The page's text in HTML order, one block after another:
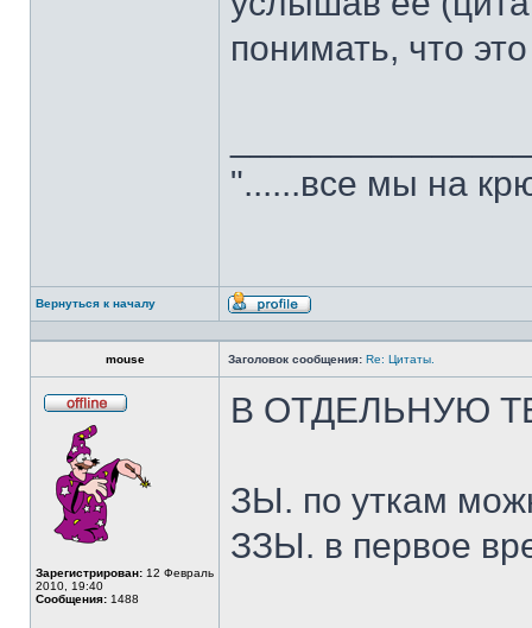
понимать, что
"......все мы на
Вернуться к началу
Профиль
mouse Заголовок сообщения: Re: Цитаты.
Зарегистрирован: 12 Февраль
2010, 19:40
Сообщения: 1488
В ОТДЕЛЬНУЮ
ЗЫ. по уткам
ЗЗЫ. в первое